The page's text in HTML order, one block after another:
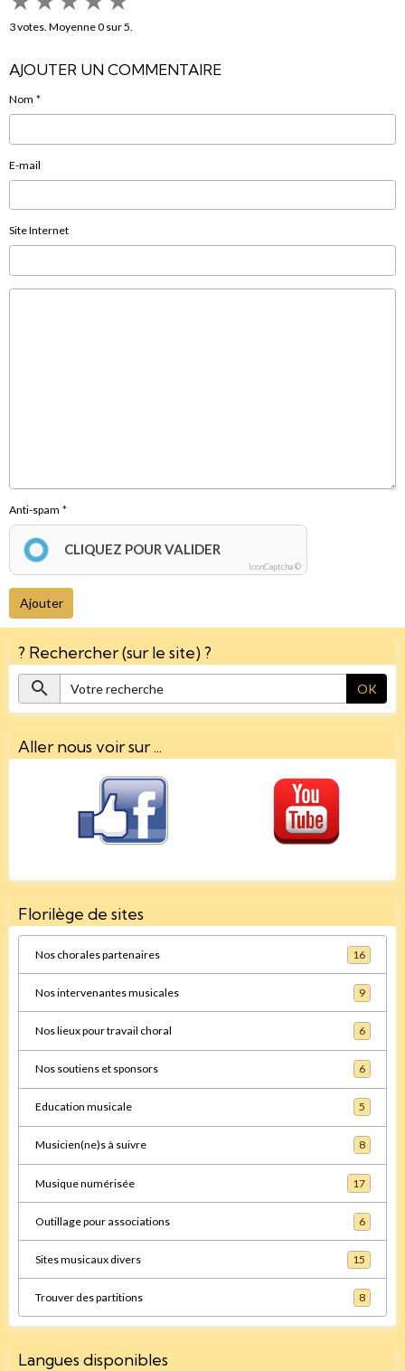
3votes. Moyenne0 sur 5.
AJOUTER UN COMMENTAIRE
Nom
E-mail
Site Internet
Anti-spam
CLIQUEZ POUR VALIDER
IconCaptcha ©
Ajouter
? Rechercher (sur le site) ?
OK
Aller nous voir sur ...
Florilège de sites
Nos chorales partenaires 16
Nos intervenantes musicales 9
Nos lieux pour travail choral 6
Nos soutiens et sponsors 6
Education musicale 5
Musicien(ne)s à suivre 8
Musique numérisée 17
Outillage pour associations 6
Sites musicaux divers 15
Trouver des partitions 8
Langues disponibles